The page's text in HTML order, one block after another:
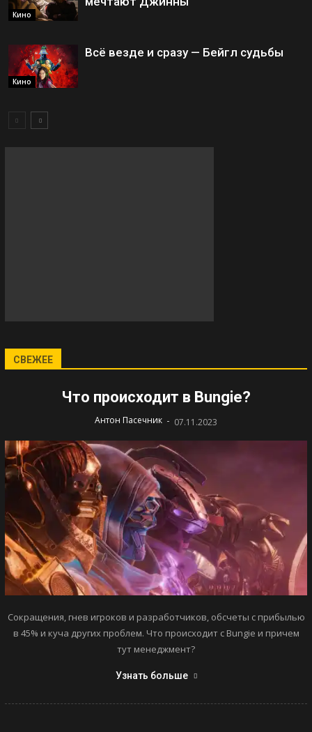
Кино
Кино
Всё везде и сразу — Бейгл судьбы
СВЕЖЕЕ
Что происходит в Bungie?
Антон Пасечник - 07.11.2023
Сокращения, гнев игроков и разработчиков, обсчеты с прибылью
в 45% и куча других проблем. Что происходит с Bungie и причем
тут менеджмент?
Узнать больше